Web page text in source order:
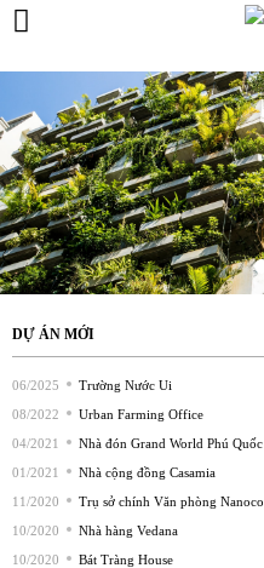
DỰ ÁN MỚI
06/2025
Trường Nước Ui
08/2022
Urban Farming Office
04/2021
Nhà đón Grand World Phú Quốc
01/2021
Nhà cộng đồng Casamia
11/2020
Trụ sở chính Văn phòng Nanoco
10/2020
Nhà hàng Vedana
10/2020
Bát Tràng House